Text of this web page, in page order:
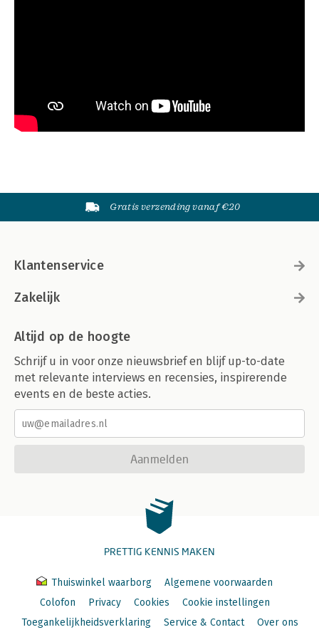
Gratis verzending vanaf €20
Klantenservice
Zakelijk
Altijd op de hoogte
Schrijf u in voor onze nieuwsbrief en blijf up-to-date
met relevante interviews en recensies, inspirerende
events en de beste acties.
Aanmelden
PRETTIG KENNIS MAKEN
Thuiswinkel waarborg
Algemene voorwaarden
Colofon
Privacy Cookies
Cookie instellingen
Toegankelijkheidsverklaring
Service & Contact Over ons